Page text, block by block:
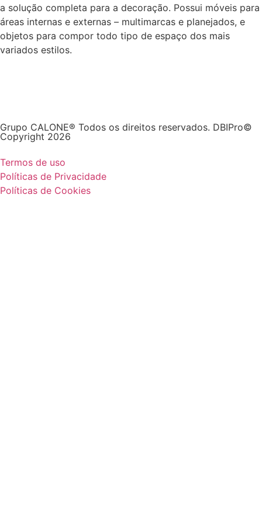
a solução completa para a decoração. Possui móveis para
áreas internas e externas – multimarcas e planejados, e
objetos para compor todo tipo de espaço dos mais
variados estilos.
Grupo CALONE® Todos os direitos reservados. DBIPro©
Copyright 2026
Termos de uso
Políticas de Privacidade
Políticas de Cookies